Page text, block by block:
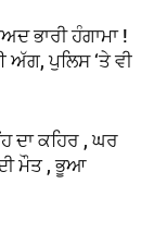
ਭਾਰੀ ਹੰਗਾਮਾ !
ਅੱਗ, ਪੁਲਿਸ ‘ਤੇ ਵੀ
ਦਾ ਕਹਿਰ , ਘਰ
ਮੌਤ , ਭੂਆ